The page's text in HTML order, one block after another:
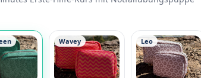
Wavey Leo